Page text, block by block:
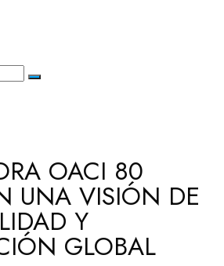
OACI 80
UNA VISIÓN DE
Y
GLOBAL